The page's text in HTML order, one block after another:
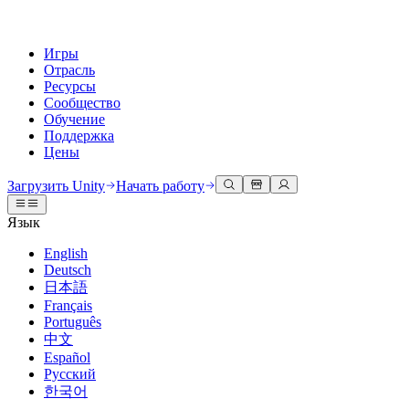
Игры
Отрасль
Ресурсы
Сообщество
Обучение
Поддержка
Цены
Движок Unity
Создавайте 2D и 3D игры для любой платформы
Совместная работа
Сотрудничайте и быстро вносите изменения с вашей командой
Загрузить Unity
Тарифы и цены
Развертывание
Многоплатформенность
3D сотрудничество
Создавайте и просматривайте 3D проекты в реальном времени
Иммерсивное обучение
Обучение в иммерсивных средах
Пользовательские опыты
Создавайте интерактивные 3D опыты
Отрасли
Производство
Документация
Инструменты для разработчиков
Версии релизов и трекер проблем
План развития
Обзор предстоящих функций
Глоссарий
Обсуждения
События
Глобальные и местные события
Истории сообщества
Made with Unity
Показ Unity-креаторов
Unity Learn
Освойте навыки Unity бесплатно
Профессиональное обучение
Повышайте уровень своей команды с тренерами Unity
Не использовали Unity раньше
С чего начать
Приступите к обучению
Основные пути Unity
Получить помощь
Помогаем вам добиться успеха с Unity
Планы успеха
Достигайте своих целей быстрее с помощью экспертов
FAQ
Ответы на часто задаваемые вопросы
Связаться с нами
Свяжитесь с нашей командой
Загрузить Unity Начать работу
Язык
English
Deutsch
日本語
Français
Português
中文
Español
Русский
한국어